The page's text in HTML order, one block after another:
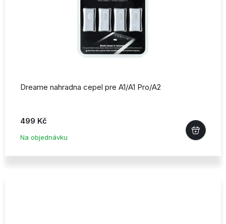
Dreame nahradna cepel pre A1/A1 Pro/A2
499 Kč
Na objednávku